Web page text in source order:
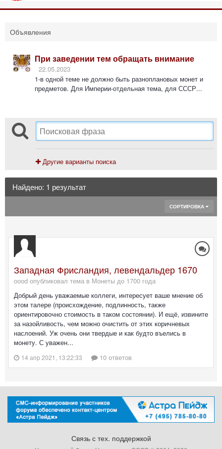
Объявления
При заведении тем обращать внимание
22.05.2023
1-в одной теме не должно быть разноплановых монет и
предметов. Для Империи-отдельная тема, для СССР...
Другие варианты поиска
Найдено: 1 результат
СОРТИРОВКА
Западная Фрисландия, левендальдер 1670
oood опубликовал тема в Монеты до 1700 года
Добрый день уважаемые коллеги, интересует ваше мнение об
этом талере (происхождение, подлинность, также
ориентировочно стоимость в таком состоянии). И ещё, извините
за назойливость, чем можно очистить от этих коричневых
наслоений. Уж очень они твердые и как будто въелись в
монету. С уважен...
14 апр 2021, 13:22:33 10 ответов
Связь с тех. поддержкой